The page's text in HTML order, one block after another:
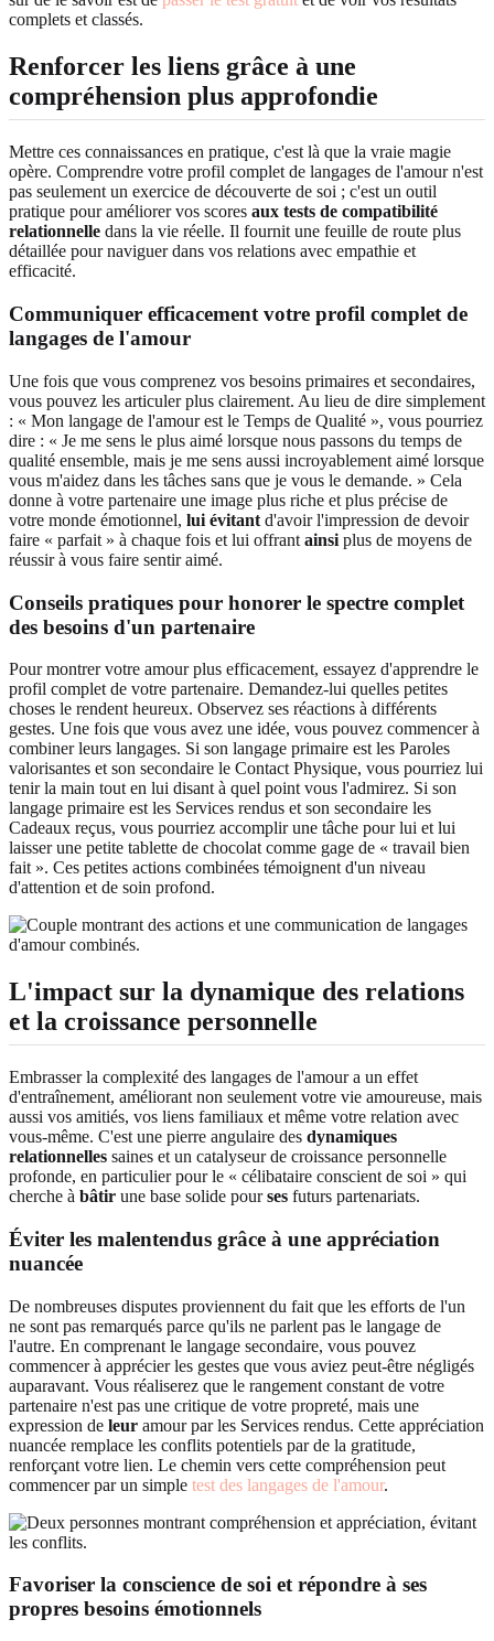
complets et classés.
Renforcer les liens grâce à une
compréhension plus approfondie
Mettre ces connaissances en pratique, c'est là que la vraie magie
opère. Comprendre votre profil complet de langages de l'amour n'est
pas seulement un exercice de découverte de soi ; c'est un outil
pratique pour améliorer vos scores aux tests de compatibilité
relationnelle dans la vie réelle. Il fournit une feuille de route plus
détaillée pour naviguer dans vos relations avec empathie et
efficacité.
Communiquer efficacement votre profil complet de
langages de l'amour
Une fois que vous comprenez vos besoins primaires et secondaires,
vous pouvez les articuler plus clairement. Au lieu de dire simplement
: « Mon langage de l'amour est le Temps de Qualité », vous pourriez
dire : « Je me sens le plus aimé lorsque nous passons du temps de
qualité ensemble, mais je me sens aussi incroyablement aimé lorsque
vous m'aidez dans les tâches sans que je vous le demande. » Cela
donne à votre partenaire une image plus riche et plus précise de
votre monde émotionnel, lui évitant d'avoir l'impression de devoir
faire « parfait » à chaque fois et lui offrant ainsi plus de moyens de
réussir à vous faire sentir aimé.
Conseils pratiques pour honorer le spectre complet
des besoins d'un partenaire
Pour montrer votre amour plus efficacement, essayez d'apprendre le
profil complet de votre partenaire. Demandez-lui quelles petites
choses le rendent heureux. Observez ses réactions à différents
gestes. Une fois que vous avez une idée, vous pouvez commencer à
combiner leurs langages. Si son langage primaire est les Paroles
valorisantes et son secondaire le Contact Physique, vous pourriez lui
tenir la main tout en lui disant à quel point vous l'admirez. Si son
langage primaire est les Services rendus et son secondaire les
Cadeaux reçus, vous pourriez accomplir une tâche pour lui et lui
laisser une petite tablette de chocolat comme gage de « travail bien
fait ». Ces petites actions combinées témoignent d'un niveau
d'attention et de soin profond.
L'impact sur la dynamique des relations
et la croissance personnelle
Embrasser la complexité des langages de l'amour a un effet
d'entraînement, améliorant non seulement votre vie amoureuse, mais
aussi vos amitiés, vos liens familiaux et même votre relation avec
vous-même. C'est une pierre angulaire des dynamiques
relationnelles saines et un catalyseur de croissance personnelle
profonde, en particulier pour le « célibataire conscient de soi » qui
cherche à bâtir une base solide pourses futurs partenariats.
Éviter les malentendus grâce à une appréciation
nuancée
De nombreuses disputes proviennent du fait que les efforts de l'un
ne sont pas remarqués parce qu'ils ne parlent pas le langage de
l'autre. En comprenant le langage secondaire, vous pouvez
commencer à apprécier les gestes que vous aviez peut-être négligés
auparavant. Vous réaliserez que le rangement constant de votre
partenaire n'est pas une critique de votre propreté, mais une
expression de leur amour par les Services rendus. Cette appréciation
nuancée remplace les conflits potentiels par de la gratitude,
renforçant votre lien. Le chemin vers cette compréhension peut
commencer par un simple test des langages de l'amour.
Favoriser la conscience de soi et répondre à ses
propres besoins émotionnels